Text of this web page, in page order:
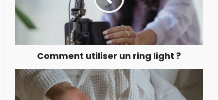
Comment utiliser un ring light ?